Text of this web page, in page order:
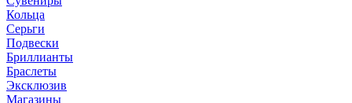
Кольца
Серьги
Подвески
Бриллианты
Браслеты
Эксклюзив
Магазины